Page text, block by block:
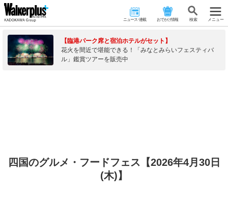
ニュース･連載 おでかけ情報 検 索 メニュー
【臨港パーク席と宿泊ホテルがセット】
花火を間近で堪能できる！「みなとみらいフェスティバ
ル」鑑賞ツアーを販売中
四国のグルメ・フードフェス【2026年4月30日
(木)】